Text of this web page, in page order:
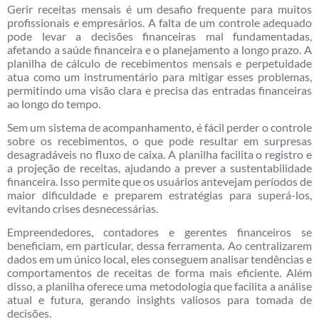
Gerir receitas mensais é um desafio frequente para muitos
profissionais e empresários. A falta de um controle adequado
pode levar a decisões financeiras mal fundamentadas,
afetando a saúde financeira e o planejamento a longo prazo. A
planilha de cálculo de recebimentos mensais e perpetuidade
atua como um instrumentário para mitigar esses problemas,
permitindo uma visão clara e precisa das entradas financeiras
ao longo do tempo.
Sem um sistema de acompanhamento, é fácil perder o controle
sobre os recebimentos, o que pode resultar em surpresas
desagradáveis no fluxo de caixa. A planilha facilita o registro e
a projeção de receitas, ajudando a prever a sustentabilidade
financeira. Isso permite que os usuários antevejam períodos de
maior dificuldade e preparem estratégias para superá-los,
evitando crises desnecessárias.
Empreendedores, contadores e gerentes financeiros se
beneficiam, em particular, dessa ferramenta. Ao centralizarem
dados em um único local, eles conseguem analisar tendências e
comportamentos de receitas de forma mais eficiente. Além
disso, a planilha oferece uma metodologia que facilita a análise
atual e futura, gerando insights valiosos para tomada de
decisões.